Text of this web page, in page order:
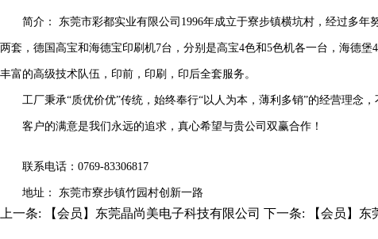
简介： 东莞市彩都实业有限公司1996年成立于寮步镇横坑村，经过多年
两套，德国高宝和海德宝印刷机7台，分别是高宝4色和5色机各一台，海德
丰富的高级技术队伍，印前，印刷，印后全套服务。
工厂秉承“质优价优”传统，始终奉行“以人为本，薄利多销”的经营理念，
客户的满意是我们永远的追求，真心希望与贵公司双赢合作！
联系电话：0769-83306817
地址： 东莞市寮步镇竹园村创新一路
上一条: 【会员】东莞晶尚美电子科技有限公司 下一条: 【会员】